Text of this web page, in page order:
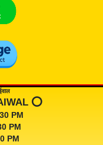
⭕️
PM
PM
PM